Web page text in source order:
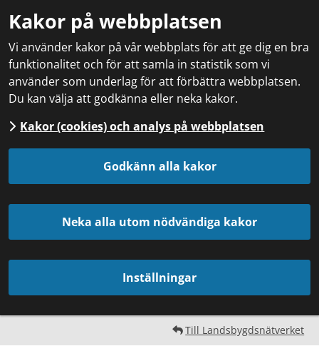
Kakor på webbplatsen
Vi använder kakor på vår webbplats för att ge dig en bra
funktionalitet och för att samla in statistik som vi
använder som underlag för att förbättra webbplatsen.
Du kan välja att godkänna eller neka kakor.
Kakor (cookies) och analys på webbplatsen
Godkänn alla kakor
Neka alla utom nödvändiga kakor
Inställningar
Till Landsbygdsnätverket